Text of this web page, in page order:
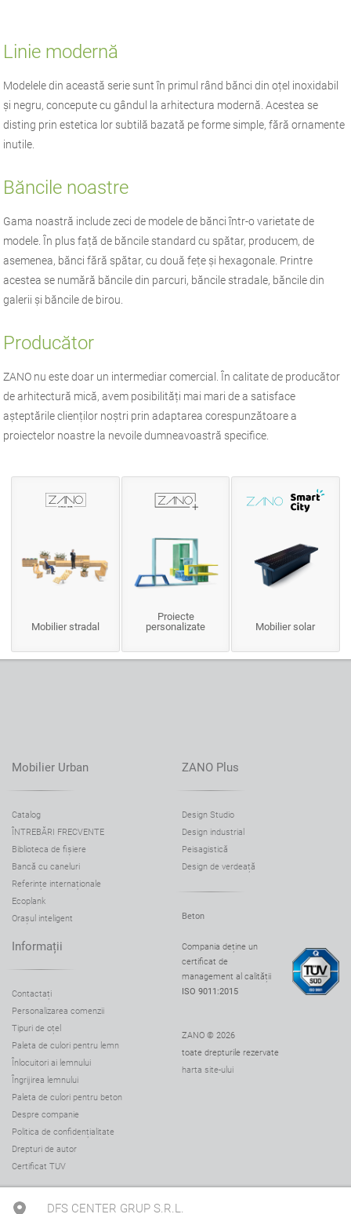
Linie modernă
Modelele din această serie sunt în primul rând bănci din oțel inoxidabil
și negru, concepute cu gândul la arhitectura modernă. Acestea se
disting prin estetica lor subtilă bazată pe forme simple, fără ornamente
inutile.
Băncile noastre
Gama noastră include zeci de modele de bănci într-o varietate de
modele. În plus față de băncile standard cu spătar, producem, de
asemenea, bănci fără spătar, cu două fețe și hexagonale. Printre
acestea se numără băncile din parcuri, băncile stradale, băncile din
galerii și băncile de birou.
Producător
ZANO nu este doar un intermediar comercial. În calitate de producător
dearhitectură mică, avem posibilități mai mari de a satisface
așteptările clienților noștri prin adaptarea corespunzătoare a
proiectelor noastre la nevoile dumneavoastră specifice.
Mobilier stradal
Proiecte
personalizate
Mobilier solar
Mobilier Urban
Catalog
ÎNTREBĂRI FRECVENTE
Biblioteca de fișiere
Bancă cu caneluri
Referințe internaționale
Ecoplank
Orașul inteligent
ZANO Plus
Design Studio
Design industrial
Peisagistică
Design de verdeață
Beton
Informații
Contactați
Personalizarea comenzii
Tipuri de oțel
Paleta de culori pentru lemn
Înlocuitori ai lemnului
Îngrijirea lemnului
Paleta de culori pentru beton
Despre companie
Politica de confidențialitate
Drepturi de autor
Certificat TUV
Compania deține un
certificat de
management al calității
ISO 9011:2015
ZANO © 2026
toate drepturile rezervate
harta site-ului
DFS CENTER GRUP S.R.L.